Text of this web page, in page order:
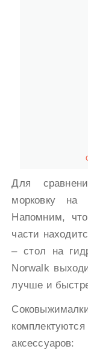
Для
морковку
Напомним,
части
– стол на
Norwalk
лучше и